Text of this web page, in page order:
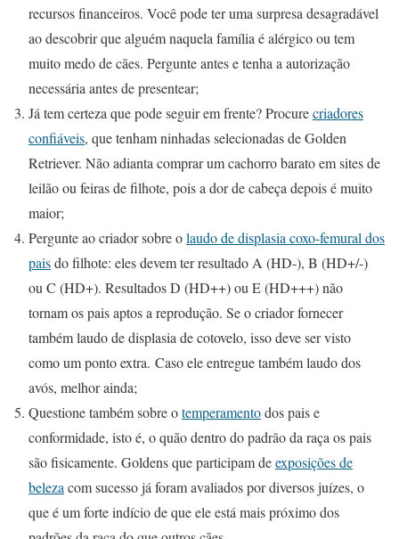
recursos financeiros. Você pode ter uma surpresa desagradável
ao descobrir que alguém naquela família é alérgico ou tem
muito medo de cães. Pergunte antes e tenha a autorização
necessária antes de presentear;
Já tem certeza que pode seguir em frente? Procurecriadores
confiáveis, que tenham ninhadas selecionadas de Golden
Retriever. Não adianta comprar um cachorro barato em sites de
leilão ou feiras de filhote, pois a dor de cabeça depois é muito
maior;
Pergunte ao criador sobre olaudo de displasia coxo-femural dos
paisdo filhote: eles devem ter resultado A (HD-), B (HD+/-)
ou C (HD+). Resultados D (HD++) ou E (HD+++) não
tornam os pais aptos a reprodução. Se o criador fornecer
também laudo de displasia de cotovelo, isso deve ser visto
como um ponto extra. Caso ele entregue também laudo dos
avós, melhor ainda;
Questione também sobre otemperamentodos pais e
conformidade, isto é, o quão dentro do padrão da raça os pais
são fisicamente. Goldens que participam deexposições de
beleza com sucesso já foram avaliados por diversos juízes, o
que é um forte indício de que ele está mais próximo dos